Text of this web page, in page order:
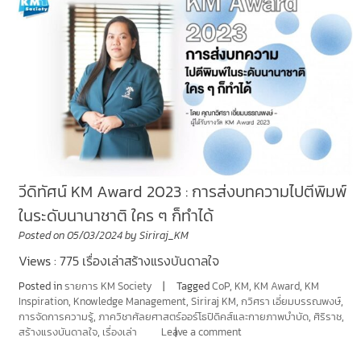
วีดิทัศน์ KM Award 2023 : การส่งบทความไปตีพิมพ์
ในระดับนานาชาติ ใคร ๆ ก็ทำได้
Posted on05/03/2024by Siriraj_KM
Views : 775 เรื่องเล่าสร้างแรงบันดาลใจ
Posted inรายการ KM Society TaggedCoP, KM, KM Award, KM
Inspiration, Knowledge Management, Siriraj KM, กวิศรา เอี่ยมบรรณพงษ์,
การจัดการความรู้, ภาควิชาศัลยศาสตร์ออร์โธปิดิคส์และกายภาพบำบัด, ศิริราช,
สร้างแรงบันดาลใจ, เรื่องเล่า Leave a comment